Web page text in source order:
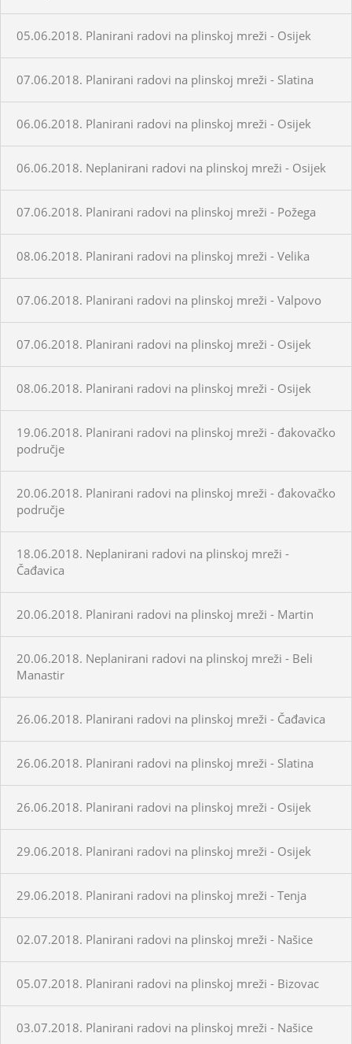
05.06.2018. Planirani radovi na plinskoj mreži - Osijek
07.06.2018. Planirani radovi na plinskoj mreži - Slatina
06.06.2018. Planirani radovi na plinskoj mreži - Osijek
06.06.2018. Neplanirani radovi na plinskoj mreži - Osijek
07.06.2018. Planirani radovi na plinskoj mreži - Požega
08.06.2018. Planirani radovi na plinskoj mreži - Velika
07.06.2018. Planirani radovi na plinskoj mreži - Valpovo
07.06.2018. Planirani radovi na plinskoj mreži - Osijek
08.06.2018. Planirani radovi na plinskoj mreži - Osijek
19.06.2018. Planirani radovi na plinskoj mreži - đakovačko
područje
20.06.2018. Planirani radovi na plinskoj mreži - đakovačko
područje
18.06.2018. Neplanirani radovi na plinskoj mreži -
Čađavica
20.06.2018. Planirani radovi na plinskoj mreži - Martin
20.06.2018. Neplanirani radovi na plinskoj mreži - Beli
Manastir
26.06.2018. Planirani radovi na plinskoj mreži - Čađavica
26.06.2018. Planirani radovi na plinskoj mreži - Slatina
26.06.2018. Planirani radovi na plinskoj mreži - Osijek
29.06.2018. Planirani radovi na plinskoj mreži - Osijek
29.06.2018. Planirani radovi na plinskoj mreži - Tenja
02.07.2018. Planirani radovi na plinskoj mreži - Našice
05.07.2018. Planirani radovi na plinskoj mreži - Bizovac
03.07.2018. Planirani radovi na plinskoj mreži - Našice